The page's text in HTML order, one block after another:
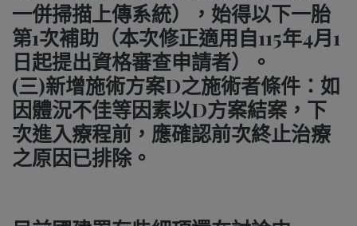
一併掃描上傳系統），始得以下一胎
第1次補助（本次修正適用自115年4月1
日起提出資格審查申請者）。
(三)新增施術方案D之施術者條件：如
因體況不佳等因素以D方案結案，下
次進入療程前，應確認前次終止治療
之原因已排除。